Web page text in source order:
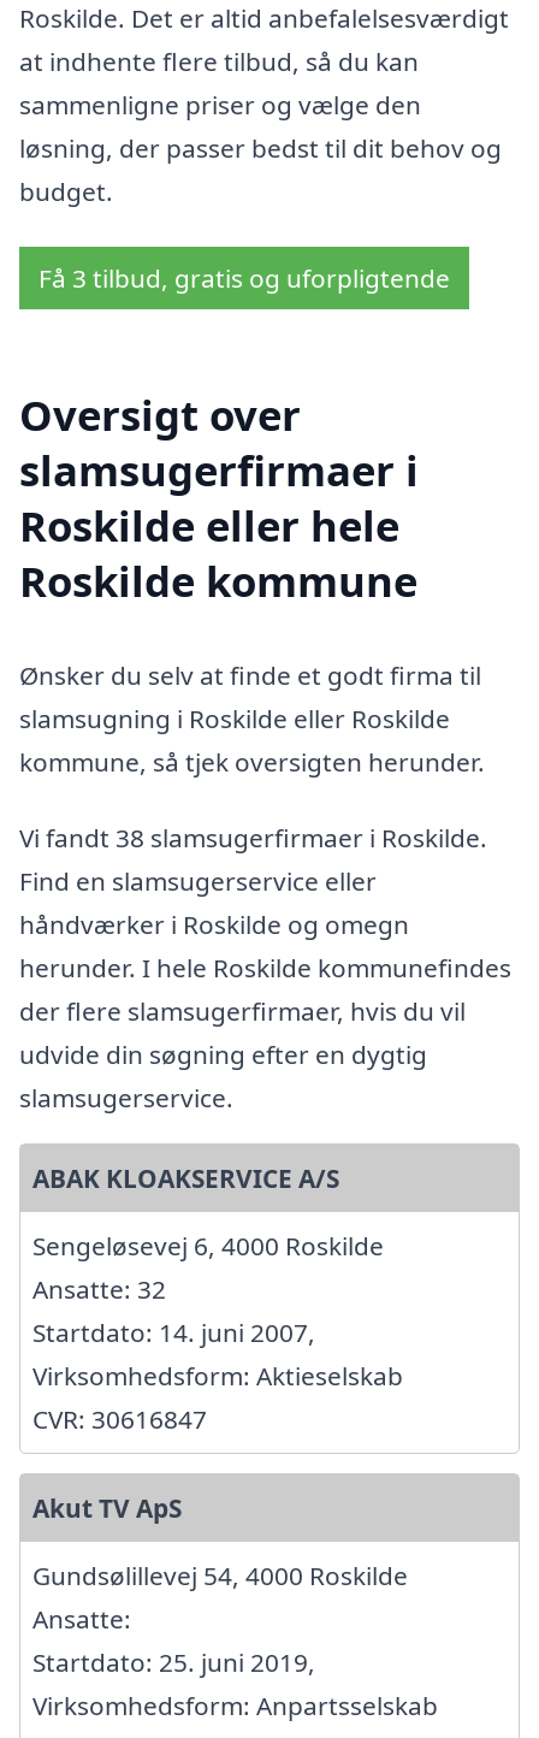
Roskilde. Det er altid anbefalelsesværdigt
at indhente flere tilbud, så du kan
sammenligne priser og vælge den
løsning, der passer bedst til dit behov og
budget.
Få 3 tilbud, gratis og uforpligtende
Oversigt over
slamsugerfirmaer i
Roskilde eller hele
Roskilde kommune
Ønsker du selv at finde et godt firma til
slamsugning i Roskilde eller Roskilde
kommune, så tjek oversigten herunder.
Vi fandt 38 slamsugerfirmaer i Roskilde.
Find en slamsugerservice eller
håndværker i Roskilde og omegn
herunder. I hele Roskilde kommunefindes
der flere slamsugerfirmaer, hvis du vil
udvide din søgning efter en dygtig
slamsugerservice.
ABAK KLOAKSERVICE A/S
Sengeløsevej 6, 4000 Roskilde
Ansatte: 32
Startdato: 14. juni 2007,
Virksomhedsform: Aktieselskab
CVR: 30616847
Akut TV ApS
Gundsølillevej 54, 4000 Roskilde
Ansatte:
Startdato: 25. juni 2019,
Virksomhedsform: Anpartsselskab